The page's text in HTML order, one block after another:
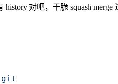
对吧，干脆 squash merge